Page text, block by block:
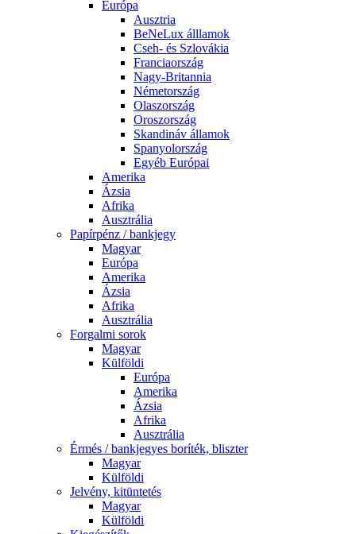
Európa
Ausztria
BeNeLux álllamok
Cseh- és Szlovákia
Franciaország
Nagy-Britannia
Németország
Olaszország
Oroszország
Skandináv államok
Spanyolország
Egyéb Európai
Amerika
Ázsia
Afrika
Ausztrália
Papírpénz / bankjegy
Magyar
Európa
Amerika
Ázsia
Afrika
Ausztrália
Forgalmi sorok
Magyar
Külföldi
Európa
Amerika
Ázsia
Afrika
Ausztrália
Érmés / bankjegyes boríték, bliszter
Magyar
Külföldi
Jelvény, kitüntetés
Magyar
Külföldi